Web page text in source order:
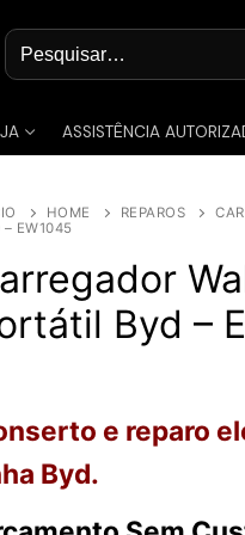
Pesquisar
por:
ASSISTÊNCIA
HOME REPAROS
– EW1045
Byd –
e reparo
Byd.